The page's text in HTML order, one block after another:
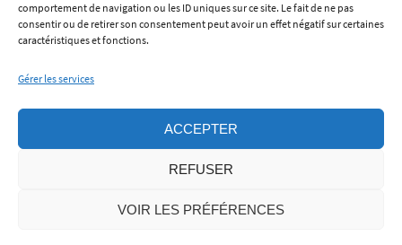
comportement de navigation ou les ID uniques sur ce site. Le fait de ne pas
consentir ou de retirer son consentement peut avoir un effet négatif sur certaines
caractéristiques et fonctions.
Gérer les services
ACCEPTER
REFUSER
VOIR LES PRÉFÉRENCES
Harley Grove
76170 Lillebonne
Lundi au Vendredi : de 9h à 12h et de 13h30 à 18h.